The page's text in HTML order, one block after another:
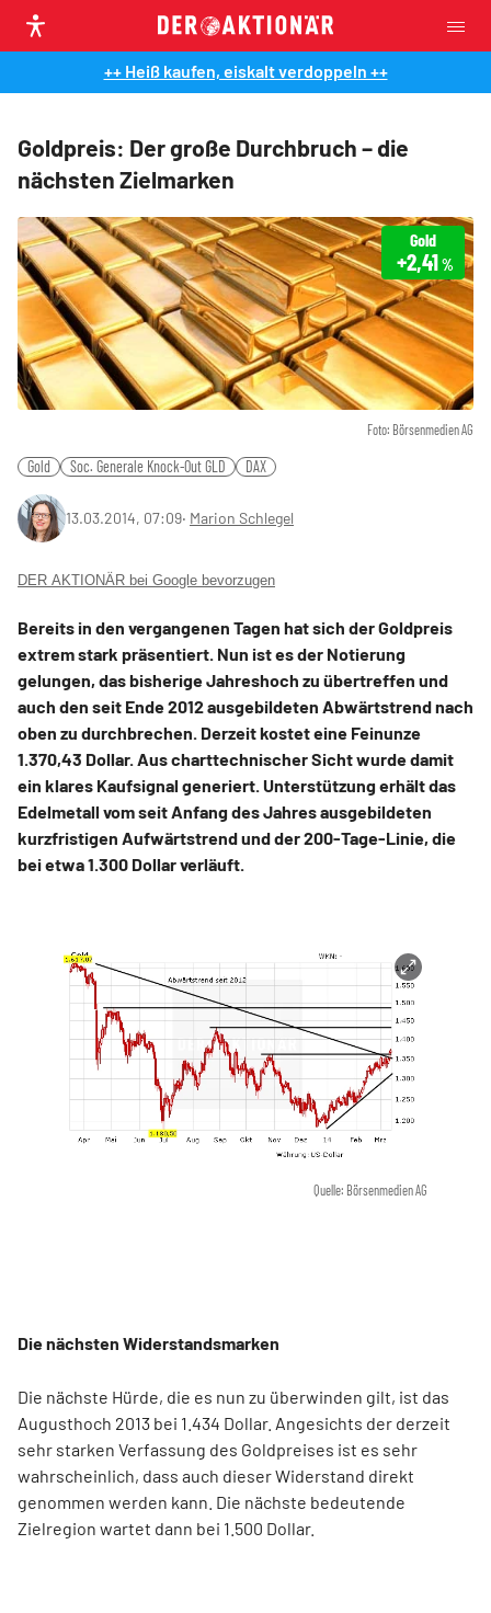
++ Heiß kaufen, eiskalt verdoppeln ++
Goldpreis: Der große Durchbruch – die
nächsten Zielmarken
Foto: Börsenmedien AG
Gold
+2,41%
Gold Soc. Generale Knock-Out GLD DAX
13.03.2014, 07:09‧ Marion Schlegel
DER AKTIONÄR bei Google bevorzugen
Bereits in den vergangenen Tagen hat sich der Goldpreis
extrem stark präsentiert. Nun ist es der Notierung
gelungen, das bisherige Jahreshoch zu übertreffen und
auch den seit Ende 2012 ausgebildeten Abwärtstrend nach
oben zu durchbrechen. Derzeit kostet eine Feinunze
1.370,43 Dollar. Aus charttechnischer Sicht wurde damit
ein klares Kaufsignal generiert. Unterstützung erhält das
Edelmetall vom seit Anfang des Jahres ausgebildeten
kurzfristigen Aufwärtstrend und der 200-Tage-Linie, die
bei etwa 1.300 Dollar verläuft.
Quelle: Börsenmedien AG
Die nächsten Widerstandsmarken
Die nächste Hürde, die es nun zu überwinden gilt, ist das
Augusthoch 2013 bei 1.434 Dollar. Angesichts der derzeit
sehr starken Verfassung des Goldpreises ist es sehr
wahrscheinlich, dass auch dieser Widerstand direkt
genommen werden kann. Die nächste bedeutende
Zielregion wartet dann bei 1.500 Dollar.